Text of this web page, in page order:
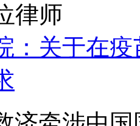
律师
：关于在